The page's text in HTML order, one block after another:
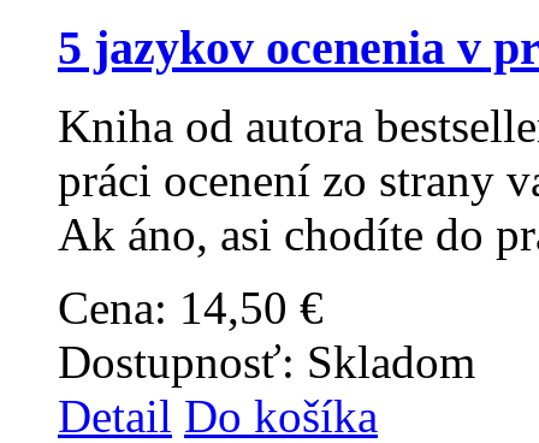
5 jazykov ocenenia v
Kniha od autora
práci ocenení zo strany
Ak áno, asi chodíte do
Cena: 14,50 €
Dostupnosť: Skladom
Detail Do košíka